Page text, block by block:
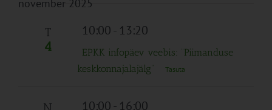
november 2025
T
4
10:00- 13:20
EPKK infopäev veebis: “Piimanduse
keskkonnajalajälg”
Tasuta
10:00- 16:00